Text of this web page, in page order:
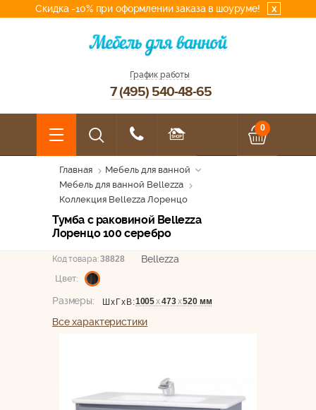
Скидка -10% при оформлении заказа в шоуруме! x
График работы
7 (495) 540-48-65
0
Главная
Мебель для ванной
Мебель для ванной Bellezza
Коллекция Bellezza Лоренцо
Тумба с раковиной Bellezza
Лоренцо 100 серебро
Код товара: 38828 Bellezza
Цвет:
Размеры: ШхГхВ:1005х473х520 мм
Все характеристики